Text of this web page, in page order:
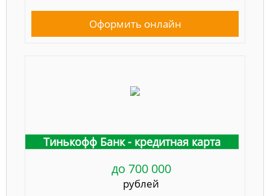
Оформить онлайн
Тинькофф Банк - кредитная карта
до 700 000
рублей